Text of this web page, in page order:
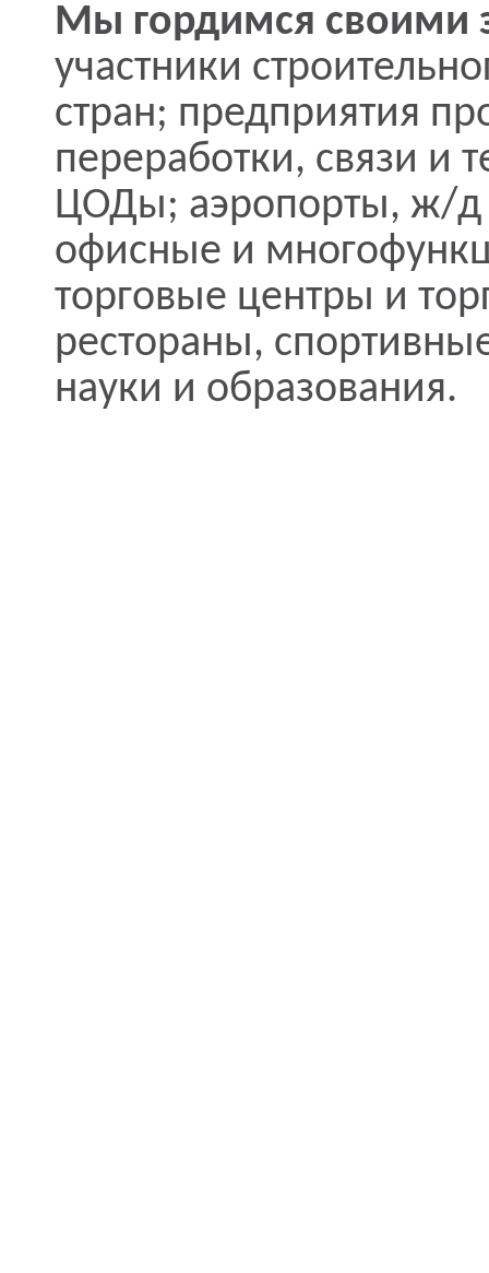
Мы гордимся своими
участники
стран; предприятия
переработки, связи и
ЦОДы; аэропорты, ж/д
офисные и
торговые центры и
рестораны,
науки и образования.